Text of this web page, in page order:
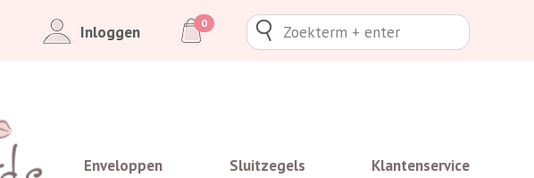
Inloggen 0
Enveloppen Sluitzegels Klantenservice